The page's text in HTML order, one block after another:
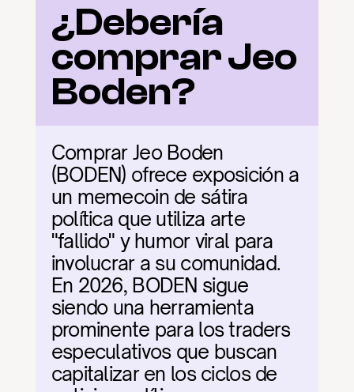
¿Debería
comprar Jeo
Boden?
Comprar Jeo Boden
(BODEN) ofrece exposición a
un memecoin de sátira
política que utiliza arte
"fallido" y humor viral para
involucrar a su comunidad.
En 2026, BODEN sigue
siendo una herramienta
prominente para los traders
especulativos que buscan
capitalizar en los ciclos de